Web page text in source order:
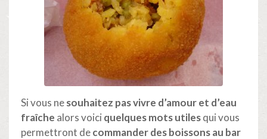
Si vous nesouhaitez pas vivre d’amour et d’eau
fraîche alors voici quelques mots utilesqui vous
permettront decommander des boissons au bar